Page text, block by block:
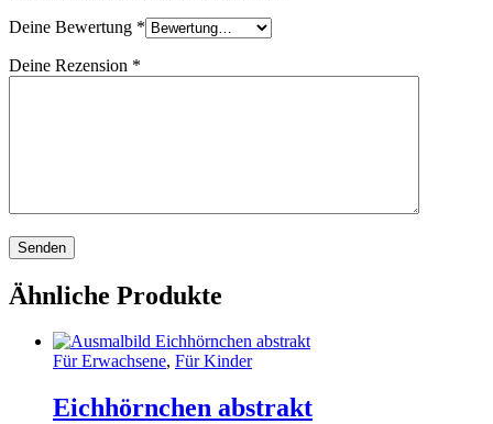
Deine Bewertung *
Deine Rezension *
Ähnliche Produkte
Für Erwachsene, Für Kinder
Eichhörnchen abstrakt